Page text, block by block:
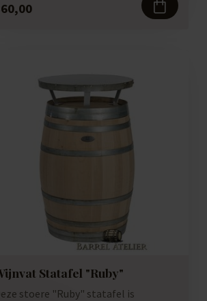
Statafel "Ruby"
stoere "Ruby" statafel is